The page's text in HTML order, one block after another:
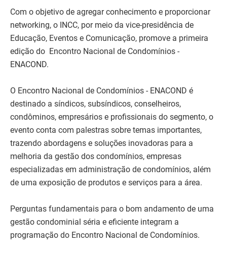
Com o objetivo de agregar conhecimento e proporcionar
networking, o INCC, por meio da vice-presidência de
Educação, Eventos e Comunicação, promove a primeira
edição do Encontro Nacional de Condomínios -
ENACOND.
O Encontro Nacional de Condomínios - ENACOND é
destinado a síndicos, subsíndicos, conselheiros,
condôminos, empresários e profissionais do segmento, o
evento conta com palestras sobre temas importantes,
trazendo abordagens e soluções inovadoras para a
melhoria da gestão dos condomínios, empresas
especializadas em administração de condomínios, além
de uma exposição de produtos e serviços para a área.
Perguntas fundamentais para o bom andamento de uma
gestão condominial séria e eficiente integram a
programação do Encontro Nacional de Condomínios.